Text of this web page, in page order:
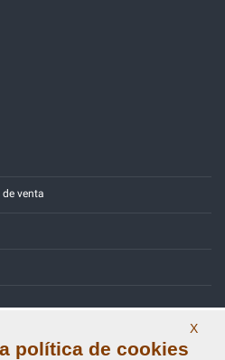
venta
X
política de cookies